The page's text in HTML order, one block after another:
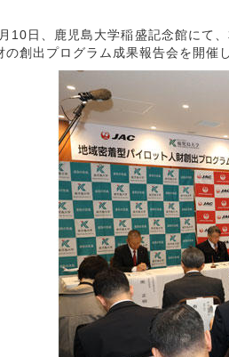
日、鹿児島大学稲盛記念館にて
創出プログラム成果報告会を開催し